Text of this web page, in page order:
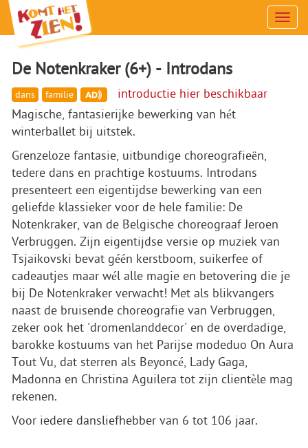
Menu
De Notenkraker (6+) - Introdans
dans familie
introductie hier beschikbaar
Magische, fantasierijke bewerking van hét
winterballet bij uitstek.
Grenzeloze fantasie, uitbundige choreografieën,
tedere dans en prachtige kostuums. Introdans
presenteert een eigentijdse bewerking van een
geliefde klassieker voor de hele familie: De
Notenkraker, van de Belgische choreograaf Jeroen
Verbruggen. Zijn eigentijdse versie op muziek van
Tsjaikovski bevat géén kerstboom, suikerfee of
cadeautjes maar wél alle magie en betovering die je
bij De Notenkraker verwacht! Met als blikvangers
naast de bruisende choreografie van Verbruggen,
zeker ook het 'dromenlanddecor' en de overdadige,
barokke kostuums van het Parijse modeduo On Aura
Tout Vu, dat sterren als Beyoncé, Lady Gaga,
Madonna en Christina Aguilera tot zijn clientèle mag
rekenen.
Voor iedere dansliefhebber van 6 tot 106 jaar.